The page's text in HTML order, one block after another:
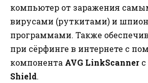
компьютер от заражения
вирусами (руткитами) и
программами. Также
при сёрфинге в интернете с
компонента AVG LinkScanner
Shield.